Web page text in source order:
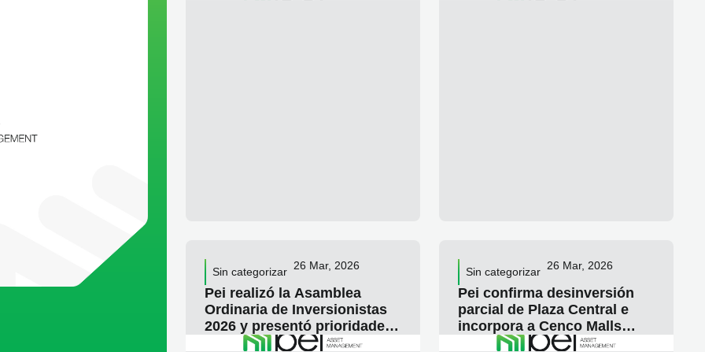
Sin categorizar 26 Mar, 2026
Pei realizó la Asamblea
Ordinaria de Inversionistas
2026 y presentó prioridades
estratégicas para el añoLEER ARTICULO
Sin categorizar 26 Mar, 2026
Pei confirma desinversión
parcial de Plaza Central e
incorpora a Cenco Malls
como socio estratégicoLEER ARTICULO